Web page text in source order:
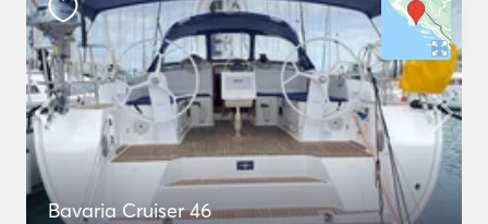
Bavaria Cruiser 46